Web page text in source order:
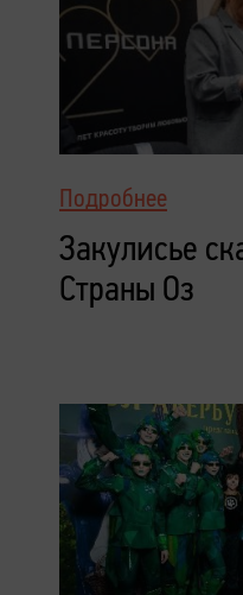
Подробнее
Закулисье
Страны Оз